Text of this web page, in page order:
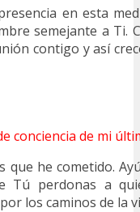
en esta
semejante a Ti.
contigo y así
conciencia de mi
he cometido.
Tú perdonas a
los caminos de la